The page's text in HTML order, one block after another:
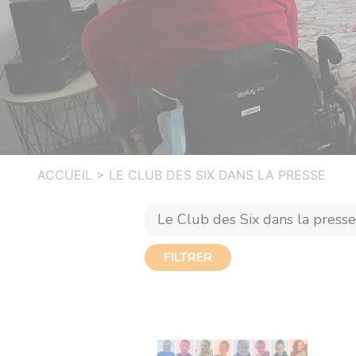
ACCUEIL > LE CLUB DES SIX DANS LA PRESSE
FILTRER